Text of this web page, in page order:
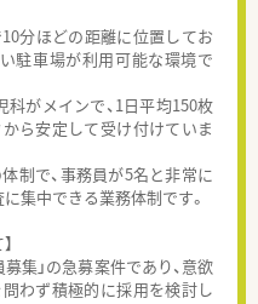
分ほどの距離に位置してお
駐車場が利用可能な環境で
がメインで、1日平均150枚
ら安定して受け付けていま
制で、事務員が5名と非常に
集中できる業務体制です。
集」の急募案件であり、意欲
わず積極的に採用を検討し